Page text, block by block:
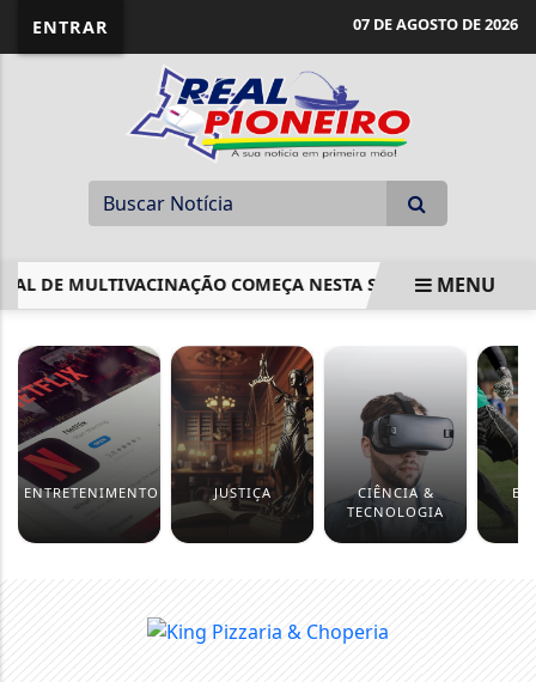
ENTRAR 07 DE AGOSTO DE 2026
COMEÇA NESTA SEGUNDA LEI GARANTE
MENU
ENTRETENIMENTO JUSTIÇA
CIÊNCIA &
TECNOLOGIA